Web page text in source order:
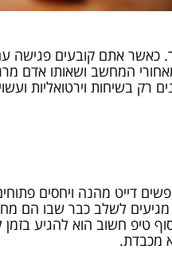
כאשר אתם קובעים
המחשב ושאותו אדם
רק בשיחות וירטואליות
דייט מהנה ויחסים
לשלב כבר שבו הם
טיפ חשוב הוא להגיע
מכבדת.